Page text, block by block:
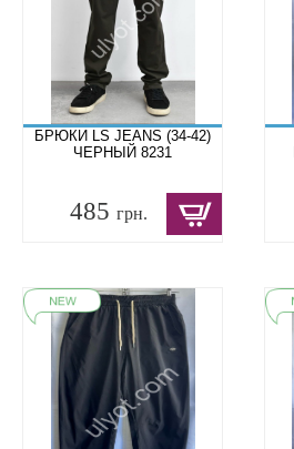
БРЮКИ LS JEANS (34-42)
ЧЕРНЫЙ 8231
485 грн.